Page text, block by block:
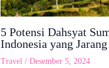
5 Potensi Dahsyat
Indonesia yang
Travel / Desember 5, 2024